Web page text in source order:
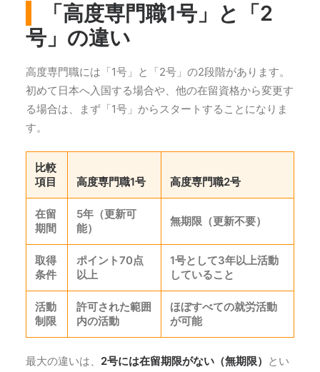
「高度専門職1号」と「2
号」の違い
高度専門職には「1号」と「2号」の2段階があります。
初めて日本へ入国する場合や、他の在留資格から変更す
る場合は、まず「1号」からスタートすることになりま
す。
比較
項目
高度専門職1号 高度専門職2号
在留
期間
5年（更新可
能）
無期限（更新不要）
取得
条件
ポイント70点
以上
1号として3年以上活動
していること
活動
制限
許可された範囲
内の活動
ほぼすべての就労活動
が可能
最大の違いは、 2号には在留期限がない（無期限） とい